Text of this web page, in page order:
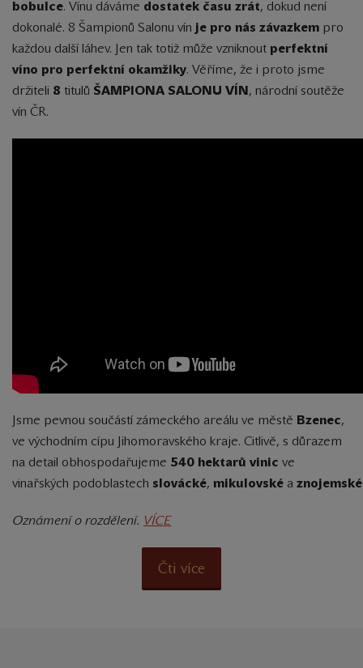
bobulce. Vínu dáváme dostatek času zrát, dokud není
dokonalé. 8 Šampionů Salonu vín je pro nás závazkem pro
každou další láhev. Jen tak totiž může vzniknout perfektní
víno pro perfektní okamžiky. Věříme, že i proto jsme
držiteli 8 titulů ŠAMPIONA SALONU VÍN, národní soutěže
vín ČR.
Jsme pevnou součástí zámeckého areálu ve městě Bzenec,
ve východním cípu Jihomoravského kraje. Citlivě, s důrazem
na detail obhospodařujeme 540 hektarů vinic ve
vinařských podoblastech slovácké, mikulovské a znojemské
Oznámení o rozdělení. VÍCE
Čti více